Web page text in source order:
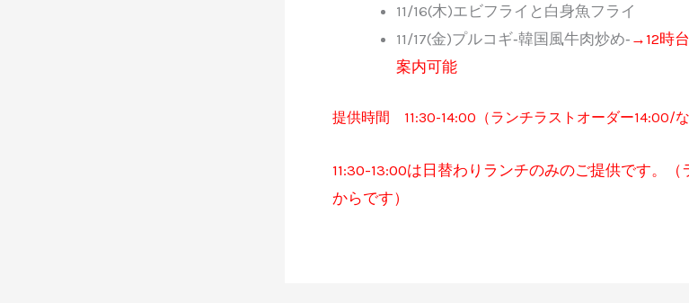
11/16(木)エビフライと白身魚フライ
11/17(金)プルコギ‐韓国風牛肉炒め‐ →12時
案内可能
提供時間 11:30-14:00（ランチラストオーダー14:00/な
11:30-13:00は日替わりランチのみのご提供です。
からです）